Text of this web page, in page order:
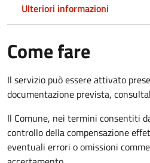
Ulteriori informazioni
Come fare
Il servizio può essere attivato
documentazione prevista,
Il Comune, nei termini consentiti
controllo della compensazione
eventuali errori o omissioni